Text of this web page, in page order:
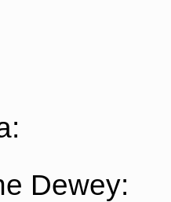
Dewey: